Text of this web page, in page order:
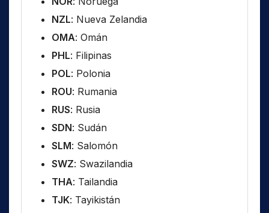
NZL: Nueva Zelandia
OMA: Omán
PHL: Filipinas
POL: Polonia
ROU: Rumania
RUS: Rusia
SDN: Sudán
SLM: Salomón
SWZ: Swazilandia
THA: Tailandia
TJK: Tayikistán